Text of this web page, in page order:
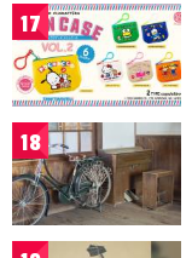
17
18